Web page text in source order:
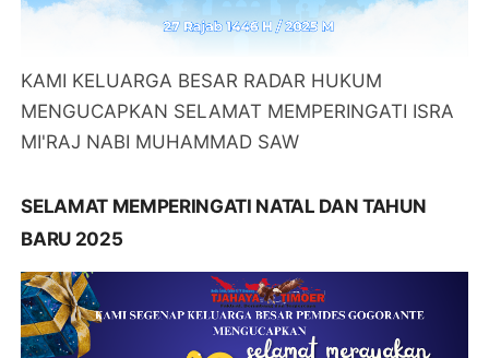
KAMI KELUARGA BESAR RADAR HUKUM
MENGUCAPKAN SELAMAT MEMPERINGATI ISRA
MI'RAJ NABI MUHAMMAD SAW
SELAMAT MEMPERINGATI NATAL DAN TAHUN
BARU 2025